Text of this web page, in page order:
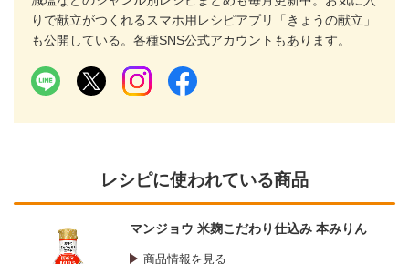
りで献立がつくれるスマホ用レシピアプリ「きょうの献立」
も公開している。各種SNS公式アカウントもあります。
レシピに使われている商品
み 本みりん
マンジョウ 国産米こだわり仕込